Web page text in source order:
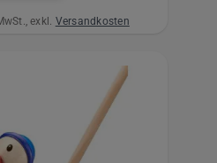
exkl. Versandkosten